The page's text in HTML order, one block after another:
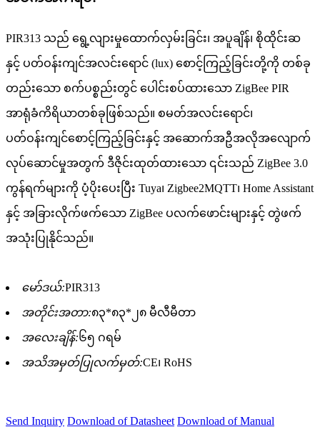
PIR313 သည် ရွေ့လျားမှုထောက်လှမ်းခြင်း၊ အပူချိန်၊ စိုထိုင်းဆ
နှင့် ပတ်ဝန်းကျင်အလင်းရောင် (lux) စောင့်ကြည့်ခြင်းတို့ကို တစ်ခု
တည်းသော စက်ပစ္စည်းတွင် ပေါင်းစပ်ထားသော ZigBee PIR
အာရုံခံကိရိယာတစ်ခုဖြစ်သည်။ စမတ်အလင်းရောင်၊
ပတ်ဝန်းကျင်စောင့်ကြည့်ခြင်းနှင့် အဆောက်အဦအလိုအလျောက်
လုပ်ဆောင်မှုအတွက် ဒီဇိုင်းထုတ်ထားသော ၎င်းသည် ZigBee 3.0
ကွန်ရက်များကို ပံ့ပိုးပေးပြီး Tuya၊ Zigbee2MQTT၊ Home Assistant
နှင့် အခြားလိုက်ဖက်သော ZigBee ပလက်ဖောင်းများနှင့် တွဲဖက်
အသုံးပြုနိုင်သည်။
မော်ဒယ်:PIR313
အတိုင်းအတာ:၈၃*၈၃*၂၈ မီလီမီတာ
အလေးချိန်:၆၅ ဂရမ်
အသိအမှတ်ပြုလက်မှတ်:CE၊ RoHS
Send Inquiry Download of Datasheet Download of Manual